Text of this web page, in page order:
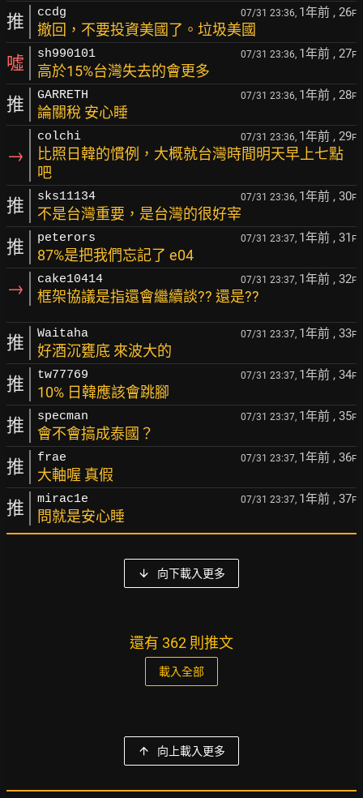
推 ccdg 07/31 23:36, 1年前 , 26F
撤回，不要投資美國了。垃圾美國
噓 sh990101 07/31 23:36, 1年前 , 27F
高於15%台灣失去的會更多
推 GARRETH 07/31 23:36, 1年前 , 28F
論關稅 安心睡
→
colchi 07/31 23:36, 1年前 , 29F
比照日韓的慣例，大概就台灣時間明天早上七點
吧
推 sks11134 07/31 23:36, 1年前 , 30F
不是台灣重要，是台灣的很好宰
推 peterors 07/31 23:37, 1年前 , 31 F
87%是把我們忘記了 e04
→ cake10414 07/31 23:37, 1年前 , 32F
框架協議是指還會繼續談?? 還是??
推 Waitaha 07/31 23:37, 1年前 , 33F
好酒沉甕底 來波大的
推 tw77769 07/31 23:37, 1年前 , 34F
10% 日韓應該會跳腳
推 specman 07/31 23:37, 1年前 , 35F
會不會搞成泰國？
推 frae 07/31 23:37, 1年前 , 36F
大軸喔 真假
推 mirac1e 07/31 23:37, 1年前 , 37F
問就是安心睡
向下載入更多
還有 362 則推文
載入全部
向上載入更多